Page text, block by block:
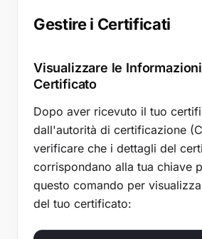
Gestire i Certificati
Visualizzare le
Certificato
Dopo aver ricevuto il tuo
dall'autorità di certificazione
verificare che i dettagli del
corrispondano alla tua chiave
questo comando per
del tuo certificato: